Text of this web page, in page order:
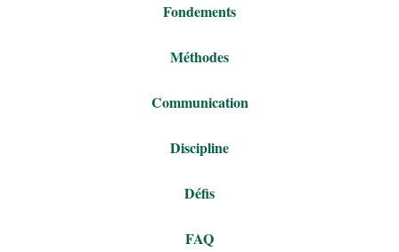
Fondements
Méthodes
Communication
Discipline
Défis
FAQ